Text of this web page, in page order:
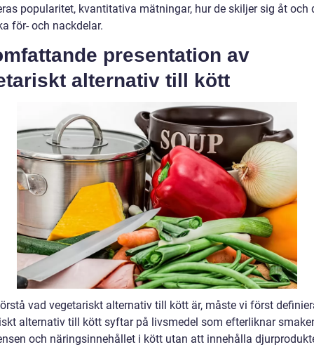
popularitet, kvantitativa mätningar, hur de skiljer sig åt och
för- och nackdelar.
presentation av
alternativ till kött
vad vegetariskt alternativ till kött är, måste vi först
alternativ till kött syftar på livsmedel som efterliknar
och näringsinnehållet i kött utan att innehålla